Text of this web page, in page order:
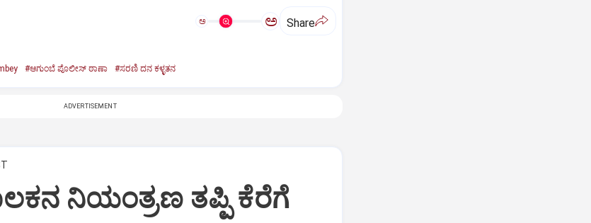
ಅ ಅ Share
#ಆಗುಂಬೆ ಪೊಲೀಸ್ ಠಾಣಾ #ಸರಣಿ ದನ ಕಳ್ಳತನ
ADVERTISEMENT
ನಿಯಂತ್ರಣ ತಪ್ಪಿ ಕೆರೆಗೆ